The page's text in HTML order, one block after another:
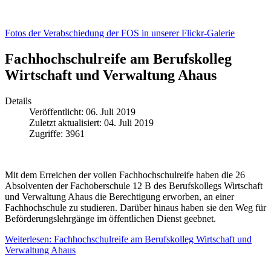
Fotos der Verabschiedung der FOS in unserer Flickr-Galerie
Fachhochschulreife am Berufskolleg
Wirtschaft und Verwaltung Ahaus
Details
Veröffentlicht: 06. Juli 2019
Zuletzt aktualisiert: 04. Juli 2019
Zugriffe: 3961
Mit dem Erreichen der vollen Fachhochschulreife haben die 26
Absolventen der Fachoberschule 12 B des Berufskollegs Wirtschaft
und Verwaltung Ahaus die Berechtigung erworben, an einer
Fachhochschule zu studieren. Darüber hinaus haben sie den Weg für
Beförderungslehrgänge im öffentlichen Dienst geebnet.
Weiterlesen: Fachhochschulreife am Berufskolleg Wirtschaft und
Verwaltung Ahaus